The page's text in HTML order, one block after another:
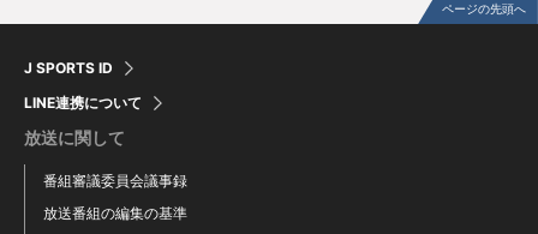
J SPORTS ID
LINE連携について
放送に関して
番組審議委員会議事録
放送番組の編集の基準
ページの先頭へ